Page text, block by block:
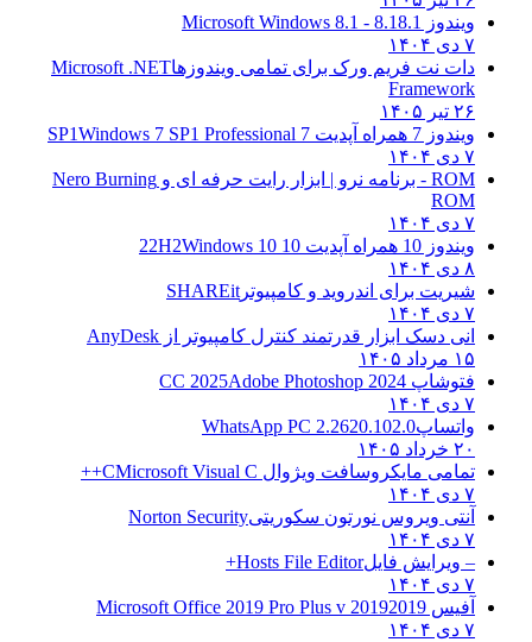
ویندوز 8.1
8.1 - Microsoft Windows 8.1
۷ دی ۱۴۰۴
دات نت فریم ورک برای تمامی ویندوزهاMicrosoft .NET
Framework
۲۶ تیر ۱۴۰۵
ویندوز 7 همراه آپدیت 7 SP1
Windows 7 SP1 Professional
۷ دی ۱۴۰۴
ROM - برنامه نرو | ابزار رایت حرفه ای و
Nero Burning
ROM
۷ دی ۱۴۰۴
ویندوز 10 همراه آپدیت 10 22H2
Windows 10
۸ دی ۱۴۰۴
شیریت برای اندروید و کامپیوتر SHAREit
۷ دی ۱۴۰۴
انی دسک ابزار قدرتمند کنترل کامپیوتر از AnyDesk
۱۵ مرداد ۱۴۰۵
فتوشاپ CC 2025 Adobe Photoshop 2024
۷ دی ۱۴۰۴
واتساپWhatsApp PC 2.2620.102.0
۲۰ خرداد ۱۴۰۵
تمامی مایکروسافت ویژوال C Microsoft Visual C++
۷ دی ۱۴۰۴
آنتی ویروس نورتون سکوریتیNorton Security
۷ دی ۱۴۰۴
– ویرایش فایلHosts File Editor+
۷ دی ۱۴۰۴
آفیس 2019 2019 Microsoft Office 2019 Pro Plus v
۷ دی ۱۴۰۴